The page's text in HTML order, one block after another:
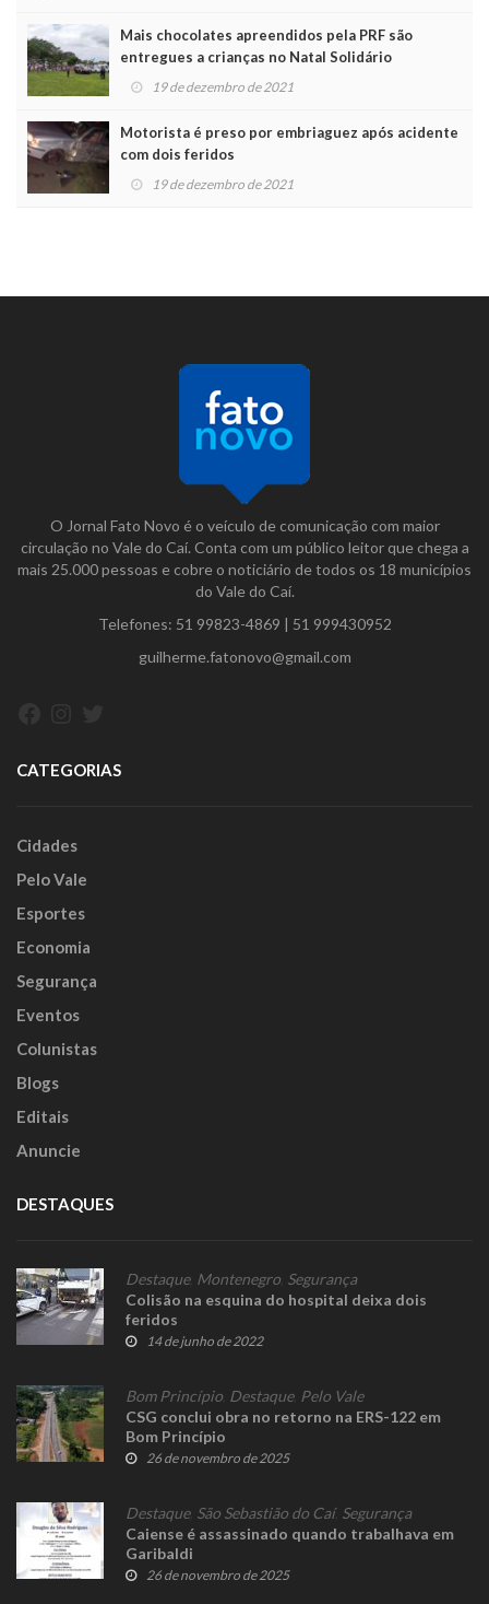
Mais chocolates apreendidos pela PRF são
entregues a crianças no Natal Solidário
19 de dezembro de 2021
Motorista é preso por embriaguez após acidente
com dois feridos
19 de dezembro de 2021
O Jornal Fato Novo é o veículo de comunicação com maior
circulação no Vale do Caí. Conta com um público leitor que chega a
mais 25.000 pessoas e cobre o noticiário de todos os 18 municípios
do Vale do Caí.
Telefones: 51 99823-4869 | 51 999430952
guilherme.fatonovo@gmail.com
CATEGORIAS
Cidades
Pelo Vale
Esportes
Economia
Segurança
Eventos
Colunistas
Blogs
Editais
Anuncie
DESTAQUES
Destaque, Montenegro Segurança
Colisão na esquina do hospital deixa dois
feridos
14 de junho de 2022
Bom Princípio Destaque, Pelo Vale
CSG conclui obra no retorno na ERS-122 em
Bom Princípio
26 de novembro de 2025
Destaque, São Sebastião do Caí, Segurança
Caiense é assassinado quando trabalhava em
Garibaldi
26 de novembro de 2025